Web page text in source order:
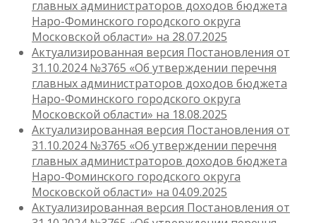
главных администраторов доходов бюджета
Наро-Фоминского городского округа
Московской области» на 28.07.2025
Актуализированная версия Постановления от
31.10.2024 №3765 «Об утверждении перечня
главных администраторов доходов бюджета
Наро-Фоминского городского округа
Московской области» на 18.08.2025
Актуализированная версия Постановления от
31.10.2024 №3765 «Об утверждении перечня
главных администраторов доходов бюджета
Наро-Фоминского городского округа
Московской области» на 04.09.2025
Актуализированная версия Постановления от